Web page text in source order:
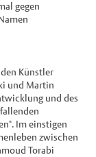
gegen
Künstler
und Martin
und des
Im einstigen
zwischen
Torabi